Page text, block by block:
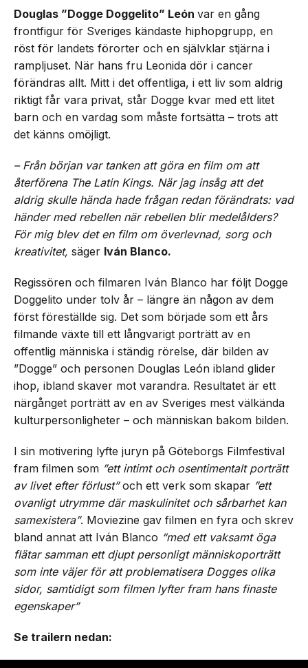
Douglas ”Dogge Doggelito” León var en gång
frontfigur för Sveriges kändaste hiphopgrupp, en
röst för landets förorter och en självklar stjärna i
rampljuset. När hans fru Leonida dör i cancer
förändras allt. Mitt i det offentliga, i ett liv som aldrig
riktigt får vara privat, står Dogge kvar med ett litet
barn och en vardag som måste fortsätta – trots att
det känns omöjligt.
– Från början var tanken att göra en film om att
återförena The Latin Kings. När jag insåg att det
aldrig skulle hända hade frågan redan förändrats: vad
händer med rebellen när rebellen blir medelålders?
För mig blev det en film om överlevnad, sorg och
kreativitet, säger Iván Blanco.
Regissören och filmaren Iván Blanco har följt Dogge
Doggelito under tolv år – längre än någon av dem
först föreställde sig. Det som började som ett års
filmande växte till ett långvarigt porträtt av en
offentlig människa i ständig rörelse, där bilden av
”Dogge” och personen Douglas León ibland glider
ihop, ibland skaver mot varandra. Resultatet är ett
närgånget porträtt av en av Sveriges mest välkända
kulturpersonligheter – och människan bakom bilden.
I sin motivering lyfte juryn på Göteborgs Filmfestival
fram filmen som ”ett intimt och osentimentalt porträtt
av livet efter förlust”och ett verk som skapar ”ett
ovanligt utrymme där maskulinitet och sårbarhet kan
samexistera”. Moviezine gav filmen en fyra och skrev
bland annat att Iván Blanco “med ett vaksamt öga
flätar samman ett djupt personligt människoporträtt
som inte väjer för att problematisera Dogges olika
sidor, samtidigt som filmen lyfter fram hans finaste
egenskaper”
Se trailern nedan: